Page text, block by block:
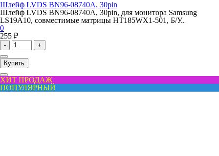
Шлейф LVDS BN96-08740A, 30pin
Шлейф LVDS BN96-08740A, 30pin, для монитора Samsung
LS19A10, совместимые матрицы HT185WX1-501, Б/У..
0
255 ₽
- +
Купить
ХИТ ПРОДАЖ
ПОПУЛЯРНЫЙ